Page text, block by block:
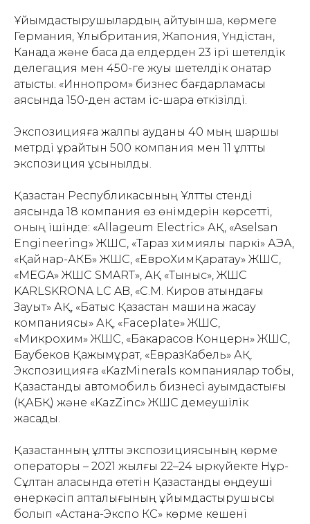
Ұйымдастырушылардың айтуынша, көрмеге
Германия, Ұлыбритания, Жапония, Үндістан,
Канада және басқа да елдерден 23 ірі шетелдік
делегация мен 450-ге жуық шетелдік қонақтар
қатысты. «Иннопром» бизнес бағдарламасы
аясында 150-ден астам іс-шара өткізілді.
Экспозицияға жалпы ауданы 40 мың шаршы
метрді құрайтын 500 компания мен 11 ұлттық
экспозиция ұсынылды.
Қазақстан Республикасының Ұлттық стенді
аясында 18 компания өз өнімдерін көрсетті,
оның ішінде: «Allageum Electric» АҚ, «Aselsan
Engineering» ЖШС, «Тараз химиялық паркі» АЭА,
«Қайнар-АКБ» ЖШС, «ЕвроХимҚаратау» ЖШС,
«MEGA» ЖШС SMART», АҚ «Тыныс», ЖШС
KARLSKRONA LC AB, «С.М. Киров атындағы
Зауыт» АҚ, «Батыс Қазақстан машина жасау
компаниясы» АҚ, «Faceplate» ЖШС,
«Микрохим» ЖШС, «Бакарасов Концерн» ЖШС,
Баубеков Қажымұрат, «ЕвразКабель» АҚ.
Экспозицияға «KazMinerals компаниялар тобы,
Қазақстандық автомобиль бизнесі қауымдастығы
(ҚАБҚ) және «KazZinc» ЖШС демеушілік
жасады.
Қазақстанның ұлттық экспозициясының көрме
операторы – 2021 жылғы 22–24 қыркүйекте Нұр-
Сұлтан қаласында өтетін Қазақстандық өңдеуші
өнеркәсіп апталығының ұйымдастырушысы
болып «Астана-Экспо КС» көрме кешені